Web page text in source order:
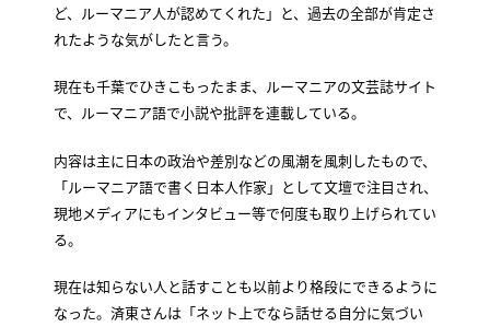
ど、ルーマニア人が認めてくれた」と、過去の全部が肯定さ
れたような気がしたと言う。
現在も千葉でひきこもったまま、ルーマニアの文芸誌サイト
で、ルーマニア語で小説や批評を連載している。
内容は主に日本の政治や差別などの風潮を風刺したもので、
「ルーマニア語で書く日本人作家」として文壇で注目され、
現地メディアにもインタビュー等で何度も取り上げられてい
る。
現在は知らない人と話すことも以前より格段にできるように
なった。済東さんは「ネット上でなら話せる自分に気づい